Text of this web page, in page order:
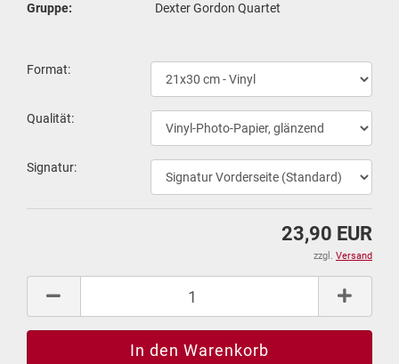
Gruppe:
Dexter Gordon Quartet
For­mat:
Qua­li­tät:
Si­gna­tur:
23,90 EUR
zzgl. Versand